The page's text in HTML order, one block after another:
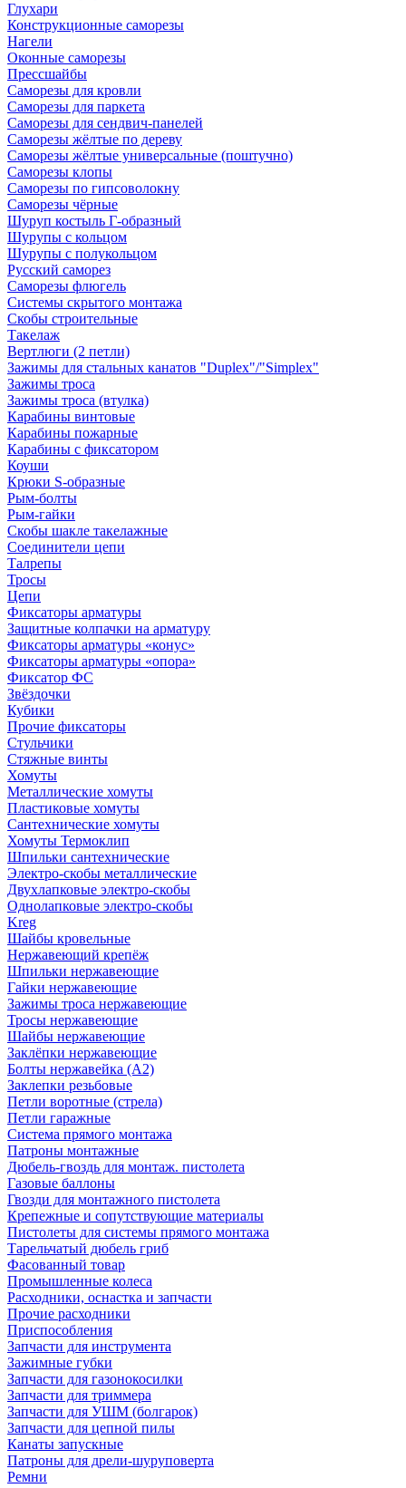
Глухари
Конструкционные саморезы
Нагели
Оконные саморезы
Прессшайбы
Саморезы для кровли
Саморезы для паркета
Саморезы для сендвич-панелей
Саморезы жёлтые по дереву
Саморезы жёлтые универсальные (поштучно)
Саморезы клопы
Саморезы по гипсоволокну
Саморезы чёрные
Шуруп костыль Г-образный
Шурупы с кольцом
Шурупы с полукольцом
Русский саморез
Саморезы флюгель
Системы скрытого монтажа
Скобы строительные
Такелаж
Вертлюги (2 петли)
Зажимы для стальных канатов "Duplex"/"Simplex"
Зажимы троса
Зажимы троса (втулка)
Карабины винтовые
Карабины пожарные
Карабины с фиксатором
Коуши
Крюки S-образные
Рым-болты
Рым-гайки
Скобы шакле такелажные
Соединители цепи
Талрепы
Тросы
Цепи
Фиксаторы арматуры
Защитные колпачки на арматуру
Фиксаторы арматуры «конус»
Фиксаторы арматуры «опора»
Фиксатор ФС
Звёздочки
Кубики
Прочие фиксаторы
Стульчики
Стяжные винты
Хомуты
Металлические хомуты
Пластиковые хомуты
Сантехнические хомуты
Хомуты Термоклип
Шпильки сантехнические
Электро-скобы металлические
Двухлапковые электро-скобы
Однолапковые электро-скобы
Kreg
Шайбы кровельные
Нержавеющий крепёж
Шпильки нержавеющие
Гайки нержавеющие
Зажимы троса нержавеющие
Тросы нержавеющие
Шайбы нержавеющие
Заклёпки нержавеющие
Болты нержавейка (А2)
Заклепки резьбовые
Петли воротные (стрела)
Петли гаражные
Система прямого монтажа
Патроны монтажные
Дюбель-гвоздь для монтаж. пистолета
Газовые баллоны
Гвозди для монтажного пистолета
Крепежные и сопутствующие материалы
Пистолеты для системы прямого монтажа
Тарельчатый дюбель гриб
Фасованный товар
Промышленные колеса
Расходники, оснастка и запчасти
Прочие расходники
Приспособления
Запчасти для инструмента
Зажимные губки
Запчасти для газонокосилки
Запчасти для триммера
Запчасти для УШМ (болгарок)
Запчасти для цепной пилы
Канаты запускные
Патроны для дрели-шуруповерта
Ремни